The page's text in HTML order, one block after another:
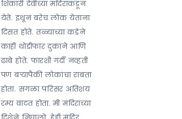
शिकारी देवीच्या मंदिराकडून
येते. इथून बरेच लोक येताना
दिसत होते. तळ्याच्या कडेने
काही थोडीफार दुकाने आणि
ढाबे होते. फारशी गर्दी नव्हती
पण बऱ्यापैकी लोकांचा राबता
होता. सगळा परिसर अतिशय
रम्य वाटत होता. मी मंदिराच्या